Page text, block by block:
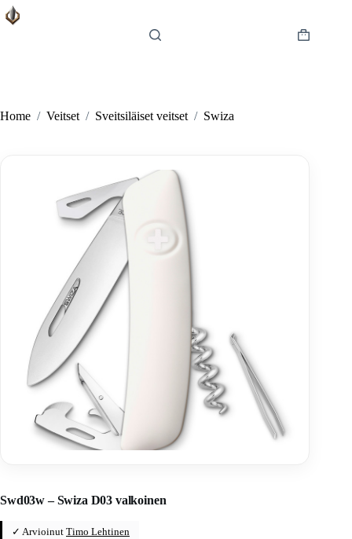
Skip
to
Shopping
Home / Veitset / Sveitsiläiset veitset / Swiza
Swd03w – Swiza D03 valkoinen
✓ Arvioinut Timo Lehtinen